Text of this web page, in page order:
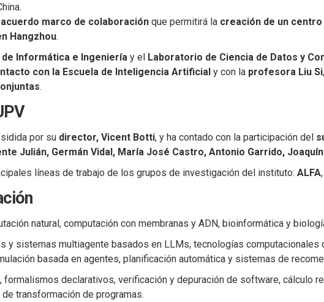
acuerdo marco de colaboración que permitirá la creación de un centro
Hangzhou.
de Informática e Ingeniería y el Laboratorio de Ciencia de Datos y
con la Escuela de Inteligencia Artificial y con la profesora Liu Si
.
por su director, Vicent Botti, y ha contado con la participación del
Julián, Germán Vidal, María José Castro, Antonio Garrido,
líneas de trabajo de los grupos de investigación del instituto: ALFA,
natural, computación con membranas y ADN, bioinformática y
y sistemas multiagente basados en LLMs, tecnologías computacionales
basada en agentes, planificación automática y sistemas de
declarativos, verificación y depuración de software, cálculo
transformación de programas.